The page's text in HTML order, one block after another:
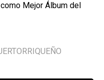
Mejor Álbum del